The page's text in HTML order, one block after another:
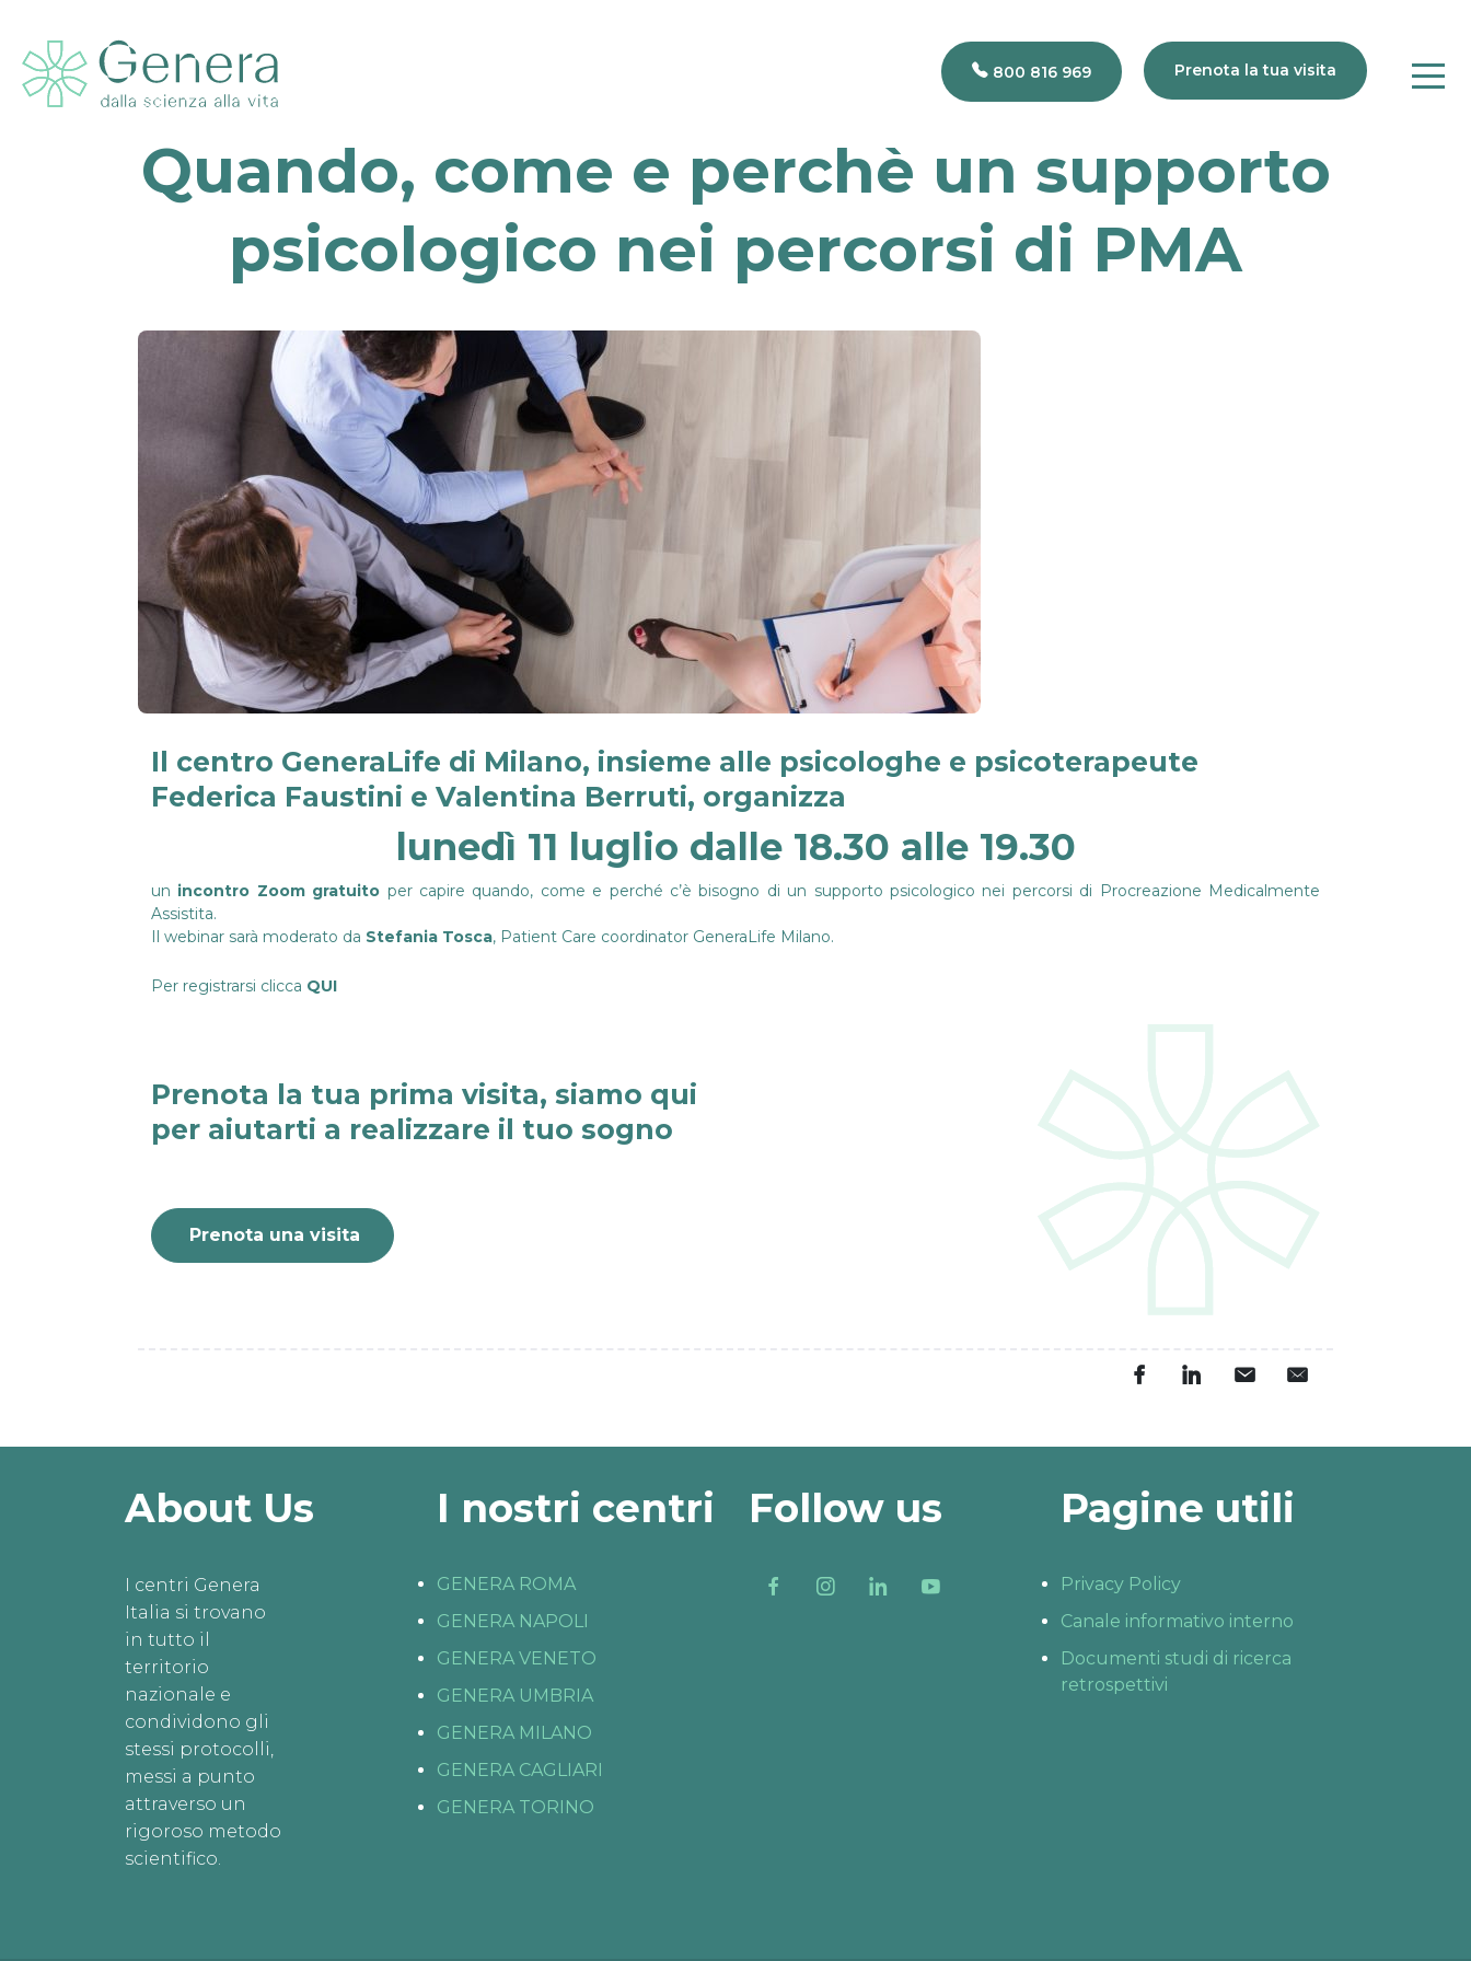
800 816 969 Prenota la tua visita
Quando, come e perchè un supporto
psicologico nei percorsi di PMA
Il centro GeneraLife di Milano, insieme alle psicologhe e psicoterapeute
Federica Faustini e Valentina Berruti, organizza
lunedì 11 luglio dalle 18.30 alle 19.30
un incontro Zoom gratuito per capire quando, come e perché c’è bisogno di un supporto psicologico nei percorsi di Procreazione Medicalmente
Assistita.
Il webinar sarà moderato da Stefania Tosca, Patient Care coordinator GeneraLife Milano.
Per registrarsi clicca QUI
Prenota la tua prima visita, siamo qui
per aiutarti a realizzare il tuo sogno
Prenota una visita
About Us
I centri Genera
Italia si trovano
in tutto il
territorio
nazionale e
condividono gli
stessi protocolli,
messi a punto
attraverso un
rigoroso metodo
scientifico.
I nostri centri
GENERA ROMA
GENERA NAPOLI
GENERA VENETO
GENERA UMBRIA
GENERA MILANO
GENERA CAGLIARI
GENERA TORINO
Follow us Pagine utili
Privacy Policy
Canale informativo interno
Documenti studi di ricerca
retrospettivi